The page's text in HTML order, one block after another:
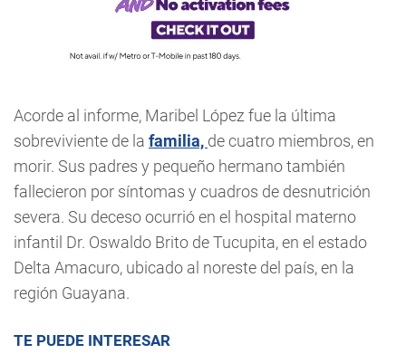
Acorde al informe, Maribel López fue la última
sobreviviente de la familia, de cuatro miembros, en
morir. Sus padres y pequeño hermano también
fallecieron por síntomas y cuadros de desnutrición
severa. Su deceso ocurrió en el hospital materno
infantil Dr. Oswaldo Brito de Tucupita, en el estado
Delta Amacuro, ubicado al noreste del país, en la
región Guayana.
TE PUEDE INTERESAR